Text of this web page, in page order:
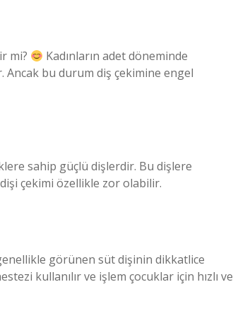
mi?
Kadınların adet döneminde
Ancak bu durum diş çekimine engel
sahip güçlü dişlerdir. Bu dişlere
çekimi özellikle zor olabilir.
görünen süt dişinin dikkatlice
kullanılır ve işlem çocuklar için hızlı ve